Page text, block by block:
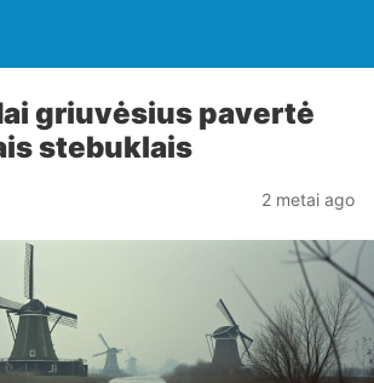
griuvėsius pavertė
stebuklais
2 metai ago